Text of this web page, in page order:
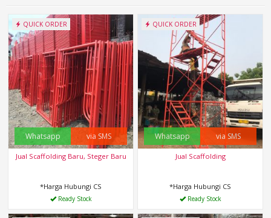
QUICK ORDER
Whatsapp via SMS
Jual Scaffolding Baru, Steger Baru
*Harga Hubungi CS
Ready Stock
QUICK ORDER
Whatsapp via SMS
Jual Scaffolding
*Harga Hubungi CS
Ready Stock